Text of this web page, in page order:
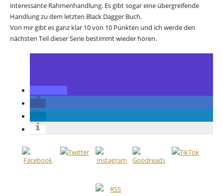
interessante Rahmenhandlung. Es gibt sogar eine übergreifende
Handlung zu dem letzten Black Dagger Buch.
Von mir gibt es ganz klar 10 von 10 Punkten und ich werde den
nächsten Teil dieser Serie bestimmt wieder hören.